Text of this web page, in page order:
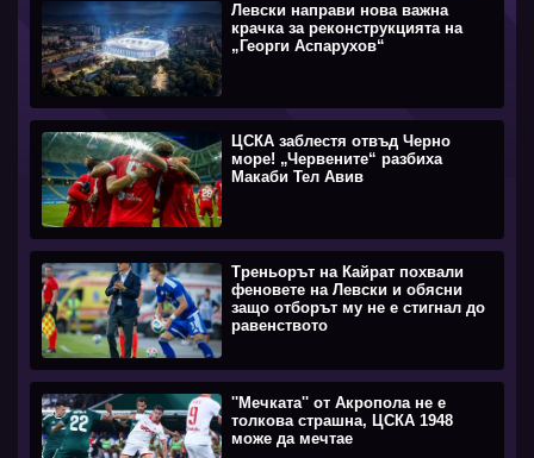
Левски направи нова важна
крачка за реконструкцията на
„Георги Аспарухов“
ЦСКА заблестя отвъд Черно
море! „Червените“ разбиха
Макаби Тел Авив
Треньорът на Кайрат похвали
феновете на Левски и обясни
защо отборът му не е стигнал до
равенството
''Мечката'' от Акропола не е
толкова страшна, ЦСКА 1948
може да мечтае